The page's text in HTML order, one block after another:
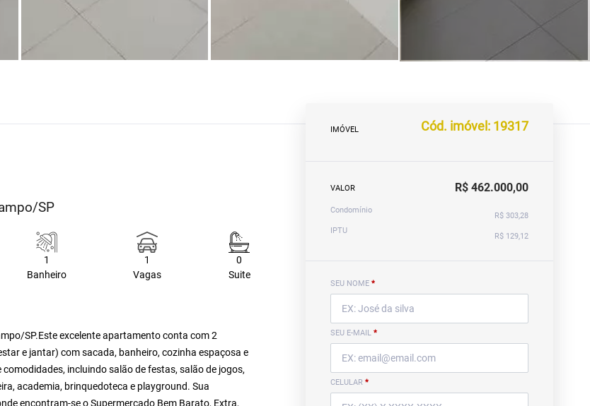
SP
1
Banheiro
1
Vagas
0
Suite
SP.Este excelente apartamento conta com 2
e jantar) com sacada, banheiro, cozinha espaçosa e
incluindo salão de festas, salão de jogos,
academia, brinquedoteca e playground. Sua
encontram-se o Supermercado Bem Barato, Extra,
IMÓVEL Cód. imóvel: 19317
VALOR R$ 462.000,00
Condomínio
R$ 303,28
IPTU
R$ 129,12
SEU NOME *
SEU E-MAIL *
CELULAR *